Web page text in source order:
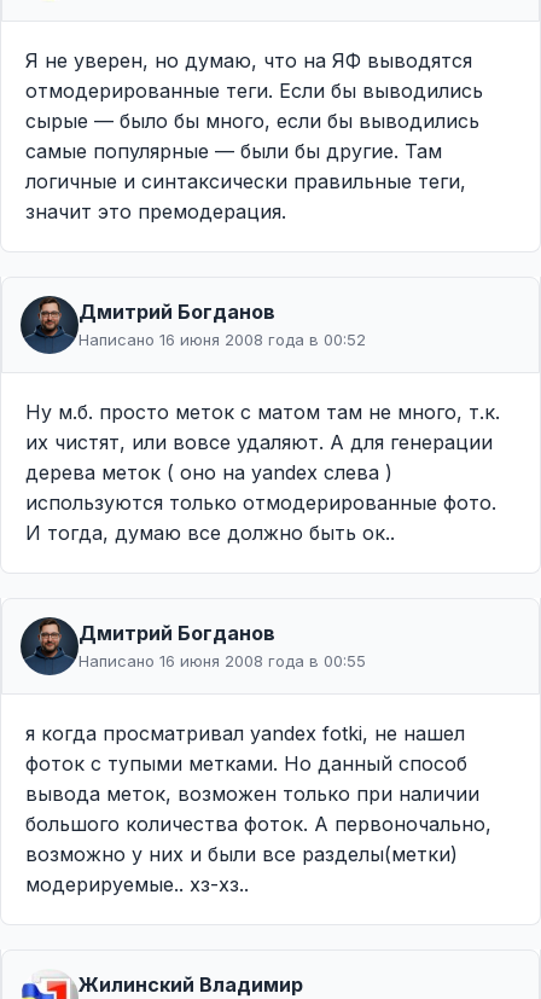
Я не уверен, но думаю, что на ЯФ выводятся
отмодерированные теги. Если бы выводились
сырые — было бы много, если бы выводились
самые популярные — были бы другие. Там
логичные и синтаксически правильные теги,
значит это премодерация.
Дмитрий Богданов
Написано 16 июня 2008 года в 00:52
Ну м.б. просто меток с матом там не много, т.к.
их чистят, или вовсе удаляют. А для генерации
дерева меток ( оно на yandex слева )
используются только отмодерированные фото.
И тогда, думаю все должно быть ок..
Дмитрий Богданов
Написано 16 июня 2008 года в 00:55
я когда просматривал yandex fotki, не нашел
фоток с тупыми метками. Но данный способ
вывода меток, возможен только при наличии
большого количества фоток. А первоночально,
возможно у них и были все разделы(метки)
модерируемые.. хз-хз..
Жилинcкий Владимир